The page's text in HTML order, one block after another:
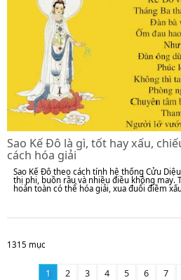
Sao Kế Đô là gì, tốt hay xấu,
cách hóa giải
Sao Kế Đô theo cách tính hệ thống Cửu
thị phi, buồn rầu và nhiều điều không may.
hoàn toàn có thể hóa giải, xua đuổi điềm
1315 mục
1 2 3 4 5 6 7